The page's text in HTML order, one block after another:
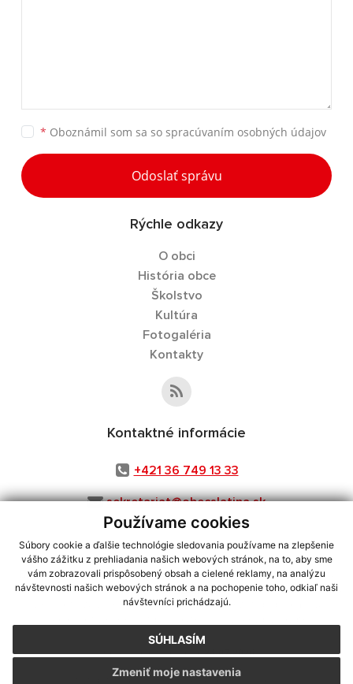
Používame cookies
Súbory cookie a ďalšie technológie sledovania používame na zlepšenie
vášho zážitku z prehliadania našich webových stránok, na to, aby sme
vám zobrazovali prispôsobený obsah a cielené reklamy, na analýzu
návštevnosti našich webových stránok a na pochopenie toho, odkiaľ naši
návštevníci prichádzajú.
SÚHLASÍM
Zmeniť moje nastavenia
* Oboznámil som sa so spracúvaním osobných údajov
Odoslať správu
Rýchle odkazy
O obci
História obce
Školstvo
Kultúra
Fotogaléria
Kontakty
Kontaktné informácie
+421 36 749 13 33
sekretariat@obecslatina.sk
využite možnosť získavania aktuálnych informácií s využitím RSS
CMS systém (redakčný) systém ECHELON 2,Mapa stránok,web portál
webex.digital, s.r.o.,domény,registrácia domény
Posledná aktualizácia:24.07.2026
Vytlačiť stránku|Vyhlásenie o prístupnosti